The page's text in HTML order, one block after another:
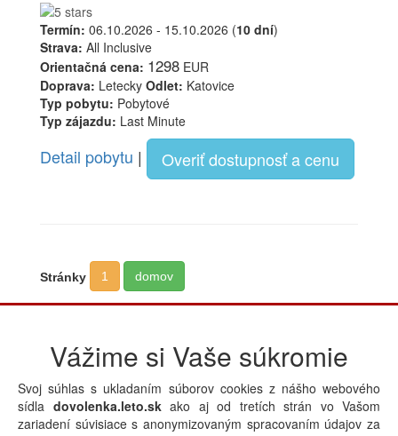
Termín: 06.10.2026 - 15.10.2026 (10 dní)
Strava: All Inclusive
Orientačná cena: 1298 EUR
Doprava: Letecky Odlet: Katovice
Typ pobytu: Pobytové
Typ zájazdu: Last Minute
Detail pobytu | Overiť dostupnosť a cenu
Stránky 1 domov
Zájazdy v krajine Tunisko
Silvester
Zápasy All Inclusive
Vážime si Vaše súkromie
Svoj súhlas s ukladaním súborov cookies z nášho webového
sídla dovolenka.leto.skako aj od tretích strán vo Vašom
zariadení súvisiace s anonymizovaným spracovaním údajov za